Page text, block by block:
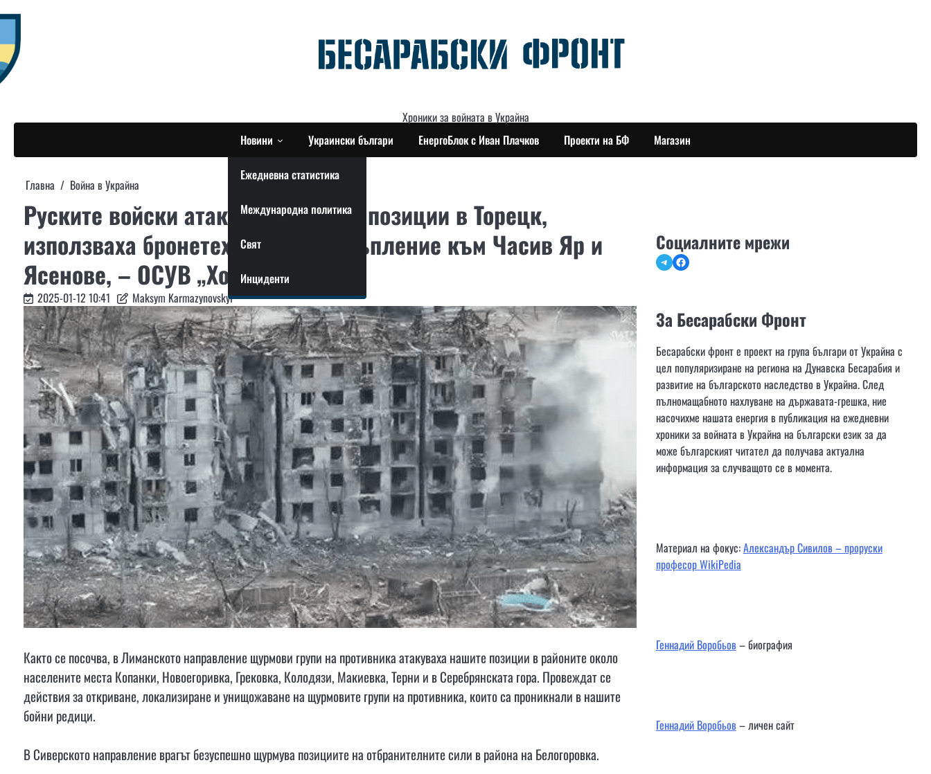
to
content
Хроники за войната в Украйна
Новини
Ежедневна статистика
Международна политика
Свят
Инциденти
Украински българи ЕнергоБлок с Иван Плачков Проекти на БФ Магазин
Главна Война в Украйна
Руските войски атакуваха нашите позиции в Торецк,
използваха бронетехника за настъпление към Часив Яр и
Ясенове, – ОСУВ „Хортиця“
2025-01-12 10:41 Maksym Karmazynovskyi
Както се посочва, в Лиманското направление щурмови групи на противника атакуваха нашите позиции в районите около
населените места Копанки, Новоегоривка, Грековка, Колодязи, Макиевка, Терни и в Серебрянската гора. Провеждат се
действия за откриване, локализиране и унищожаване на щурмовите групи на противника, които са проникнали в нашите
бойни редици.
В Сиверското направление врагът безуспешно щурмува позициите на отбранителните сили в района на Белогоровка.
Социалните мрежи
TelegramFacebook
За Бесарабски Фронт
Бесарабски фронт е проект на група българи от Украйна с
цел популяризиране на региона на Дунавска Бесарабия и
развитие на българското наследство в Украйна. След
пълномащабното нахлуване на държавата-грешка, ние
насочихме нашата енергия в публикация на ежедневни
хроники за войната в Украйна на български език за да
може българският читател да получава актуална
информация за случващото се в момента.
Материал на фокус:Александър Сивилов – проруски
професор WikiPedia
Геннадий Воробьов– биография
Геннадий Воробьов– личен сайт